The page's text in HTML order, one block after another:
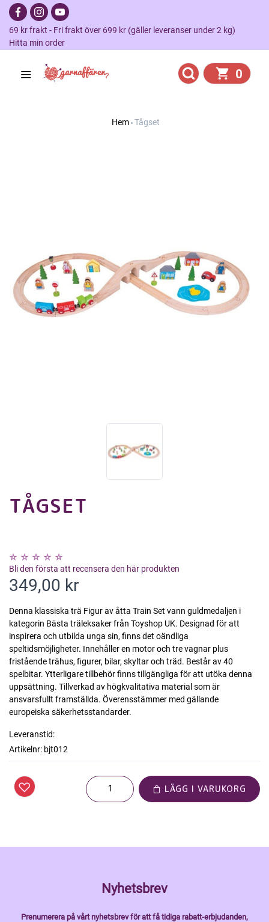
69 kr frakt - Fri frakt över 699 kr (gäller leveranser under 2 kg)
Hitta min order
0
Hem Tågset
TÅGSET
Bli den första att recensera den här produkten
349,00 kr
Denna klassiska trä Figur av åtta Train Set vann guldmedaljen i
kategorin Bästa träleksaker från Toyshop UK. Designad för att
inspirera och utbilda unga sin, finns det oändliga
speltidsmöjligheter. Innehåller en motor och tre vagnar plus
fristående trähus, figurer, bilar, skyltar och träd. Består av 40
spelbitar. Ytterligare tillbehör finns tillgängliga för att utöka denna
uppsättning. Tillverkad av högkvalitativa material som är
ansvarsfullt framställda. Överensstämmer med gällande
europeiska säkerhetsstandarder.
Leveranstid:
Artikelnr: bjt012
LÄGG I VARUKORG
Nyhetsbrev
Prenumerera på vårt nyhetsbrev för att få tidiga rabatt-erbjudanden,